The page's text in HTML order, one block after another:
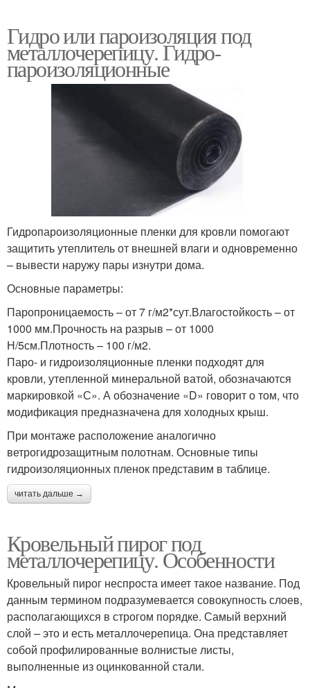
Гидро или пароизоляция под
металлочерепицу. Гидро-
пароизоляционные
Гидропароизоляционные пленки для кровли помогают
защитить утеплитель от внешней влаги и одновременно
– вывести наружу пары изнутри дома.
Основные параметры:
Паропроницаемость – от 7 г/м2*сут.Влагостойкость – от
1000 мм.Прочность на разрыв – от 1000
Н/5см.Плотность – 100 г/м2.
Паро- и гидроизоляционные пленки подходят для
кровли, утепленной минеральной ватой, обозначаются
маркировкой «С». А обозначение «D» говорит о том, что
модификация предназначена для холодных крыш.
При монтаже расположение аналогично
ветрогидрозащитным полотнам. Основные типы
гидроизоляционных пленок представим в таблице.
читать дальше →
Кровельный пирог под
металлочерепицу. Особенности
Кровельный пирог неспроста имеет такое название. Под
данным термином подразумевается совокупность слоев,
располагающихся в строгом порядке. Самый верхний
слой – это и есть металлочерепица. Она представляет
собой профилированные волнистые листы,
выполненные из оцинкованной стали.